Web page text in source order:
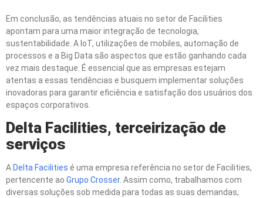
Em conclusão, as tendências atuais no setor de Facilities
apontam para uma maior integração de tecnologia,
sustentabilidade. A IoT, utilizações de mobiles, automação de
processos e a Big Data são aspectos que estão ganhando cada
vez mais destaque. É essencial que as empresas estejam
atentas a essas tendências e busquem implementar soluções
inovadoras para garantir eficiência e satisfação dos usuários dos
espaços corporativos.
Delta Facilities, terceirização de
serviços
A Delta Facilities é uma empresa referência no setor de Facilities,
pertencente ao Grupo Crosser. Assim como, trabalhamos com
diversas soluções sob medida para todas as suas demandas,